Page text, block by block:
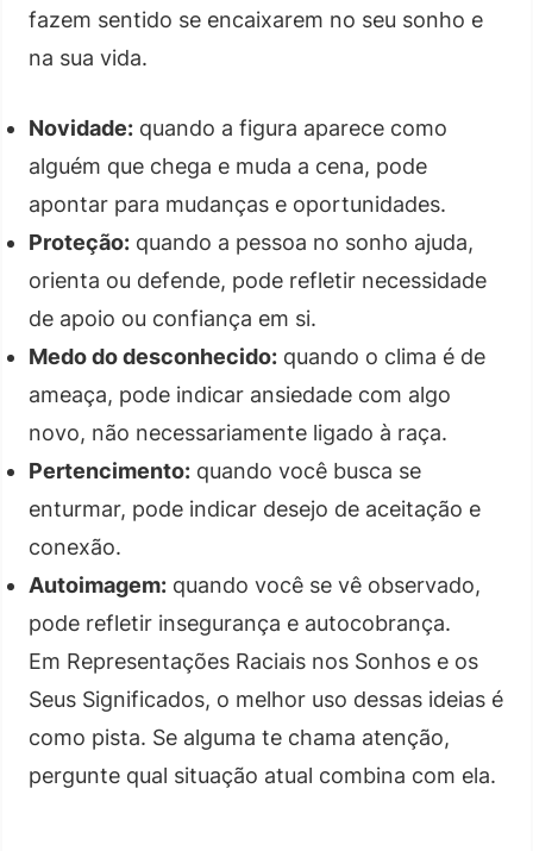
fazem sentido se encaixarem no seu sonho e
na sua vida.
Novidade: quando a figura aparece como
alguém que chega e muda a cena, pode
apontar para mudanças e oportunidades.
Proteção: quando a pessoa no sonho ajuda,
orienta ou defende, pode refletir necessidade
de apoio ou confiança em si.
Medo do desconhecido: quando o clima é de
ameaça, pode indicar ansiedade com algo
novo, não necessariamente ligado à raça.
Pertencimento: quando você busca se
enturmar, pode indicar desejo de aceitação e
conexão.
Autoimagem: quando você se vê observado,
pode refletir insegurança e autocobrança.
Em Representações Raciais nos Sonhos e os
Seus Significados, o melhor uso dessas ideias é
como pista. Se alguma te chama atenção,
pergunte qual situação atual combina com ela.